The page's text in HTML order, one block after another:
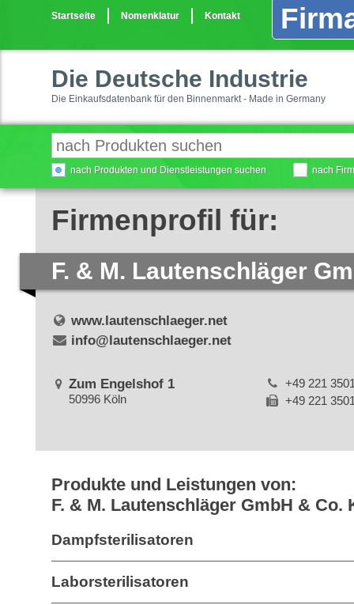
Startseite Nomenklatur Kontakt
Die Deutsche Industrie
Die Einkaufsdatenbank für den Binnenmarkt - Made in Germany
nach Produkten und Dienstleistungen suchen nach
Firmenprofil für:
F. & M. Lautenschläger
www.lautenschlaeger.net
info@lautenschlaeger.net
Zum Engelshof 1
50996 Köln
+49 221
+49 221
Produkte und Leistungen von:
F. & M. Lautenschläger GmbH & Co.
Dampfsterilisatoren
Laborsterilisatoren